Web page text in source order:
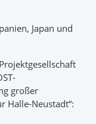
Japan und
großer
Halle-Neustadt“: